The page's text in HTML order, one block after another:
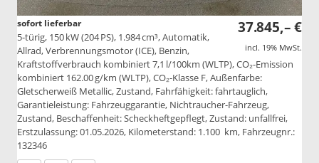
37.845,– €
incl. 19% MwSt.
sofort lieferbar
5-türig, 150 kW (204 PS), 1.984 cm³, Automatik,
Allrad, Verbrennungsmotor (ICE), Benzin,
Kraftstoffverbrauch kombiniert 7,1 l/100km (WLTP), CO₂-Emission
kombiniert 162.00 g/km (WLTP), CO₂-Klasse F, Außenfarbe:
Gletscherweiß Metallic, Zustand, Fahrfähigkeit: fahrtauglich,
Garantieleistung: Fahrzeuggarantie, Nichtraucher-Fahrzeug,
Zustand, Beschaffenheit: Scheckheftgepflegt, Zustand: unfallfrei,
Erstzulassung: 01.05.2026, Kilometerstand: 1.100 km, Fahrzeugnr.:
132346